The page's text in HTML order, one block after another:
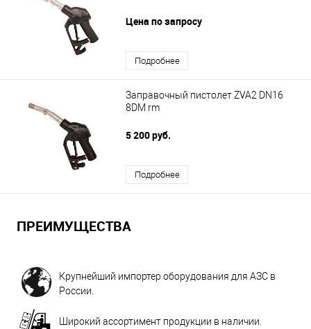
Цена по запросу
Подробнее
Заправочный пистолет ZVA2 DN16
8DM rm
5 200 руб.
Подробнее
ПРЕИМУЩЕСТВА
Крупнейший импортер оборудования для АЗС в
России.
Широкий ассортимент продукции в наличии.